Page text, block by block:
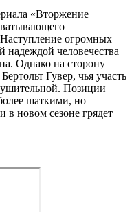
«Вторжение
огромных
надеждой человечества
Однако на сторону
Гувер, чья участь
Позиции
шаткими, но
в новом сезоне грядет